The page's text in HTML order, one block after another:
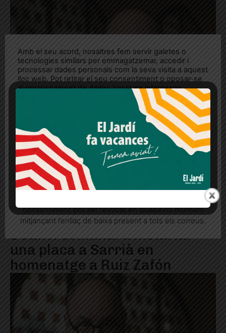
BCanvi demanarà instal·lar
una placa a Sarrià en
homenatge a Ruiz Zafón
Amb el seu acord, nosaltres fem servir galetes o
tecnologies similars per emmagatzemar, accedir i
processar dades personals com la seva visita a aquest
lloc web. Pot retirar el seu consentiment o oposar-se
al processament de dades basat en interessos
legítims en qualsevol moment fent clic a "Ajustos de
cookies" o a la nostra Política de privacitat en aquest
lloc web. Si cliques "acceptar" dones el teu
Més informació Acceptar Rebutjar tot
Quan l’usuari crea un compte al Diari el Jardí, dona el
seu consentiment explícit per rebre comunicacions
consentiment pot ser revocat en qualsevol moment
mitjançant l’enllaç de baixa present a tots els correus.